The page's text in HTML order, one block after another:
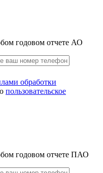
годовом отчете АО
обработки
пользовательское
годовом отчете ПАО